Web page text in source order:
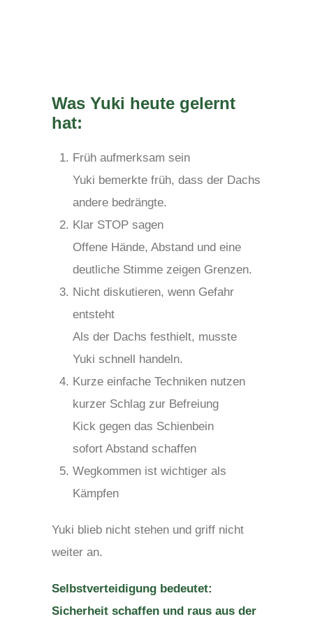
Was Yuki heute gelernt
hat:
Früh aufmerksam sein
Yuki bemerkte früh, dass der Dachs
andere bedrängte.
Klar STOP sagen
Offene Hände, Abstand und eine
deutliche Stimme zeigen Grenzen.
Nicht diskutieren, wenn Gefahr
entsteht
Als der Dachs festhielt, musste
Yuki schnell handeln.
Kurze einfache Techniken nutzen
kurzer Schlag zur Befreiung
Kick gegen das Schienbein
sofort Abstand schaffen
Wegkommen ist wichtiger als
Kämpfen
Yuki blieb nicht stehen und griff nicht
weiter an.
Selbstverteidigung bedeutet:
Sicherheit schaffen und raus aus der